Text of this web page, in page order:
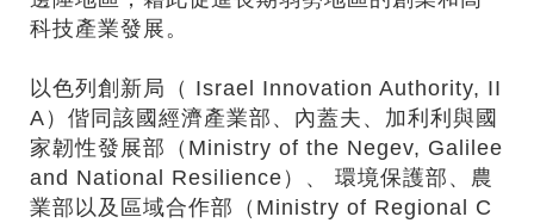
科技產業發展。
以色列創新局（ Israel Innovation Authority, II
A）偕同該國經濟產業部、內蓋夫、加利利與國
家韌性發展部（Ministry of the Negev, Galilee
and National Resilience）、 環境保護部、農
業部以及區域合作部（Ministry of Regional C